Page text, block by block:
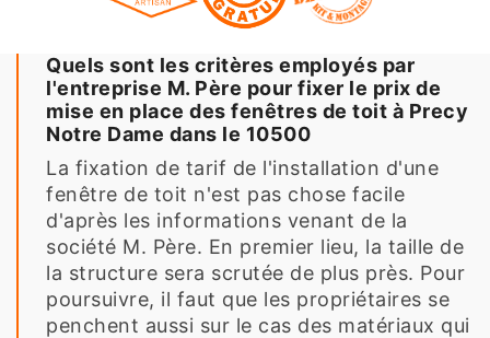
Quels sont les critères employés par
l'entreprise M. Père pour fixer le prix de
mise en place des fenêtres de toit à Precy
Notre Dame dans le 10500
La fixation de tarif de l'installation d'une
fenêtre de toit n'est pas chose facile
d'après les informations venant de la
société M. Père. En premier lieu, la taille de
la structure sera scrutée de plus près. Pour
poursuivre, il faut que les propriétaires se
penchent aussi sur le cas des matériaux qui